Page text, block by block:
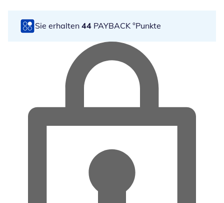
Sie erhalten 44 PAYBACK °Punkte